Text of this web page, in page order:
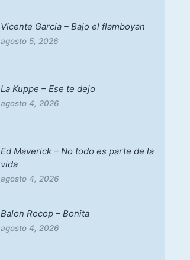
Vicente Garcia – Bajo el flamboyan
agosto 5, 2026
La Kuppe – Ese te dejo
agosto 4, 2026
Ed Maverick – No todo es parte de la
vida
agosto 4, 2026
Balon Rocop – Bonita
agosto 4, 2026